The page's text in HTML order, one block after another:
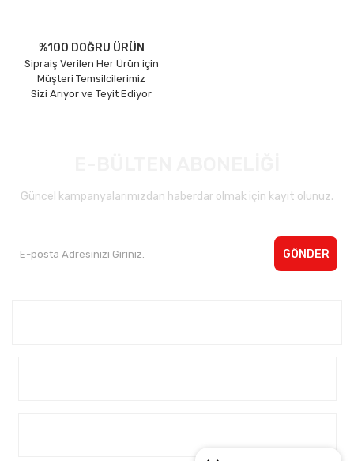
%100 DOĞRU ÜRÜN
Sipraiş Verilen Her Ürün için
Müşteri Temsilcilerimiz
Sizi Arıyor ve Teyit Ediyor
Güncel kampanyalarımızdan haberdar olmak için kayıt olunuz.
GÖNDER